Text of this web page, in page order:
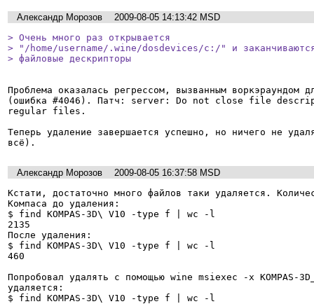
Александр Морозов
2009-08-05 14:13:42 MSD
> Очень много раз открывается
> "/home/username/.wine/dosdevices/c:/" и
> файловые дескрипторы
Проблема оказалась регрессом, вызванным воркэраундом
(ошибка #4046). Патч: server: Do not close file
regular files.
Теперь удаление завершается успешно, но ничего не
Александр Морозов
2009-08-05 16:37:58 MSD
Кстати, достаточно много файлов таки удаляется.
Компаса до удаления:
$ find KOMPAS-3D\ V10 -type f | wc -l
2135
После удаления:
$ find KOMPAS-3D\ V10 -type f | wc -l
460
Попробовал удалять с помощью wine msiexec -x KOMPAS-
удаляется:
$ find KOMPAS-3D\ V10 -type f | wc -l